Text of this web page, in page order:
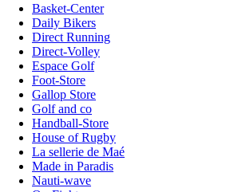
Basket-Center
Daily Bikers
Direct Running
Direct-Volley
Espace Golf
Foot-Store
Gallop Store
Golf and co
Handball-Store
House of Rugby
La sellerie de Maé
Made in Paradis
Nauti-wave